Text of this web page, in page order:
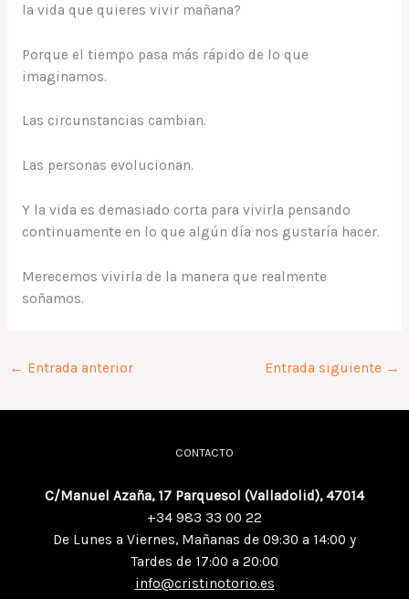
la vida que quieres vivir mañana?
Porque el tiempo pasa más rápido de lo que
imaginamos.
Las circunstancias cambian.
Las personas evolucionan.
Y la vida es demasiado corta para vivirla pensando
continuamente en lo que algún día nos gustaría hacer.
Merecemos vivirla de la manera que realmente
soñamos.
← Entrada anterior Entrada siguiente →
CONTACTO
C/Manuel Azaña, 17 Parquesol (Valladolid), 47014
+34 983 33 00 22
De Lunes a Viernes, Mañanas de 09:30 a 14:00 y
Tardes de 17:00 a 20:00
info@cristinotorio.es